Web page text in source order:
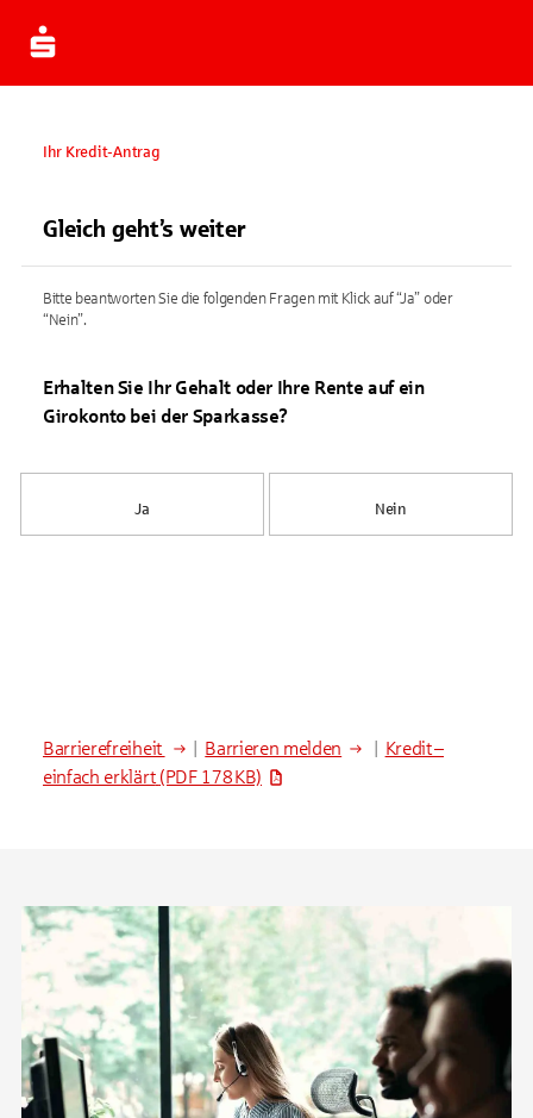
Ihr Kredit-Antrag
Gleich geht’s weiter
Bitte beantworten Sie die folgenden Fragen mit Klick auf “Ja” oder
“Nein”.
Erhalten Sie Ihr Gehalt oder Ihre Rente auf ein
Girokonto bei der Sparkasse?
Ja Nein
Barrierefreiheit Barrieren melden
Kredit –
einfach erklärt (PDF 178 KB)